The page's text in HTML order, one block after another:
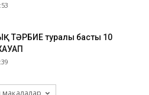
ТӘРБИЕ туралы басты 10